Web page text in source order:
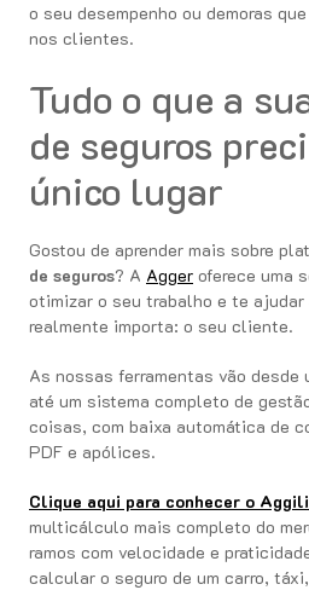
o seu desempenho ou demoras
nos clientes.
Tudo o que a
de seguros
único lugar
Gostou de aprender mais sobre
de seguros? A Agger oferece uma
otimizar o seu trabalho e te ajudar
realmente importa: o seu cliente.
As nossas ferramentas vão
até um sistema completo de
coisas, com baixa automática de
PDF e apólices.
Clique aqui para conhecer o
multicálculo mais completo do
ramos com velocidade e
calcular o seguro de um carro,